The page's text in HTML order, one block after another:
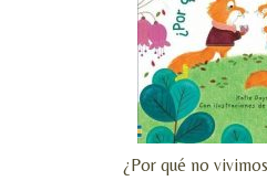
¿QUIÉN SOY?
CREACIONES
¿Por qué no